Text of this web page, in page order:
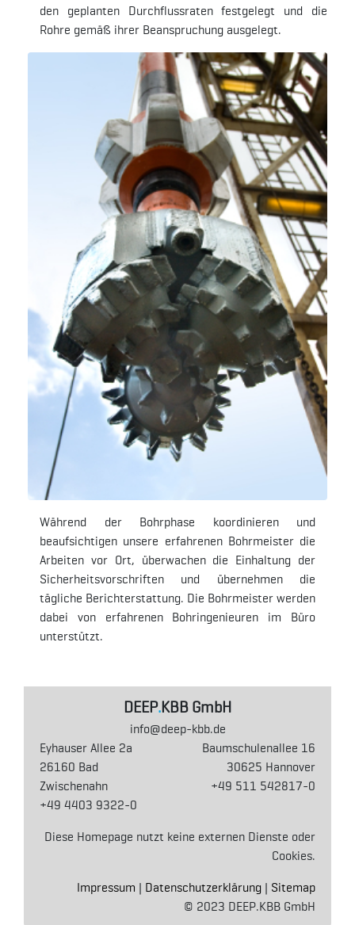
den geplanten Durchflussraten festgelegt und die
Rohre gemäß ihrer Beanspruchung ausgelegt.
Während der Bohrphase koordinieren und
beaufsichtigen unsere erfahrenen Bohrmeister die
Arbeiten vor Ort, überwachen die Einhaltung der
Sicherheitsvorschriften und übernehmen die
tägliche Berichterstattung. Die Bohrmeister werden
dabei von erfahrenen Bohringenieuren im Büro
unterstützt.
DEEP.KBB GmbH
info@deep-kbb.de
Eyhauser Allee 2a
26160 Bad
Zwischenahn
+49 4403 9322-0
Baumschulenallee 16
30625 Hannover
+49 511 542817-0
Diese Homepage nutzt keine externen Dienste oder
Cookies.
Impressum | Datenschutzerklärung | Sitemap
© 2023 DEEP.KBB GmbH